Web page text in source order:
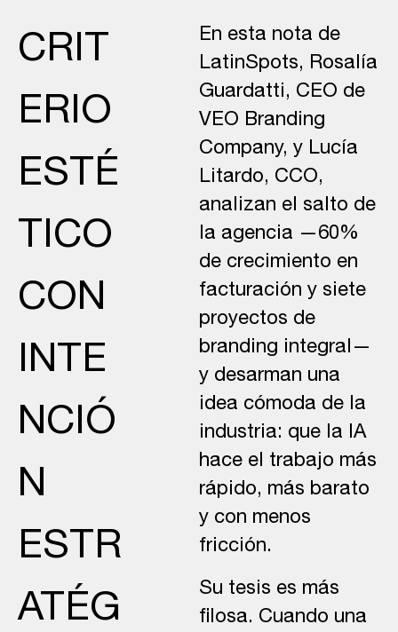
CRIT
ERIO
ESTÉ
TICO
CON
INTE
NCIÓ
N
ESTR
ATÉG
En esta nota de
LatinSpots, Rosalía
Guardatti, CEO de
VEO Branding
Company, y Lucía
Litardo, CCO,
analizan el salto de
la agencia —60%
de crecimiento en
facturación y siete
proyectos de
branding integral—
y desarman una
idea cómoda de la
industria: que la IA
hace el trabajo más
rápido, más barato
y con menos
fricción.
Su tesis es más
filosa. Cuando una